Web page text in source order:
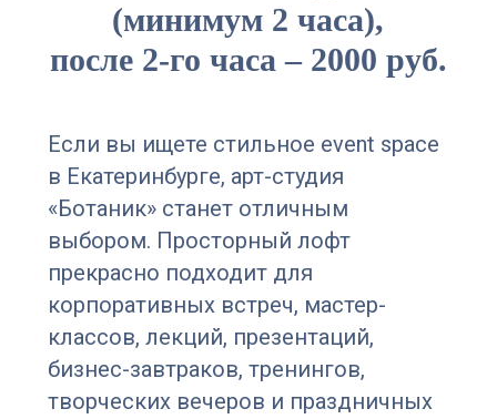
(минимум 2 часа),
после 2-го часа ‒ 2000 руб.
Если вы ищете стильное event space
в Екатеринбурге, арт-студия
«Ботаник» станет отличным
выбором. Просторный лофт
прекрасно подходит для
корпоративных встреч, мастер-
классов, лекций, презентаций,
бизнес-завтраков, тренингов,
творческих вечеров и праздничных